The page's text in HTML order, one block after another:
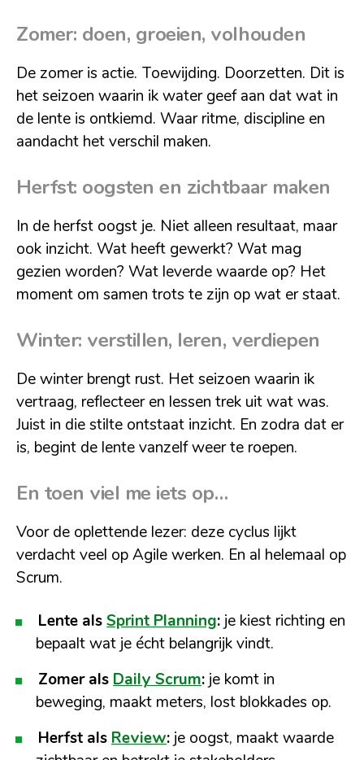
Zomer: doen, groeien, volhouden
De zomer is actie. Toewijding. Doorzetten. Dit is
het seizoen waarin ik water geef aan dat wat in
de lente is ontkiemd. Waar ritme, discipline en
aandacht het verschil maken.
Herfst: oogsten en zichtbaar maken
In de herfst oogst je. Niet alleen resultaat, maar
ook inzicht. Wat heeft gewerkt? Wat mag
gezien worden? Wat leverde waarde op? Het
moment om samen trots te zijn op wat er staat.
Winter: verstillen, leren, verdiepen
De winter brengt rust. Het seizoen waarin ik
vertraag, reflecteer en lessen trek uit wat was.
Juist in die stilte ontstaat inzicht. En zodra dat er
is, begint de lente vanzelf weer te roepen.
En toen viel me iets op…
Voor de oplettende lezer: deze cyclus lijkt
verdacht veel op Agile werken. En al helemaal op
Scrum.
Lente alsSprint Planning: je kiest richting en
bepaalt wat je écht belangrijk vindt.
Zomer als Daily Scrum: je komt in
beweging, maakt meters, lost blokkades op.
Herfst als Review: je oogst, maakt waarde